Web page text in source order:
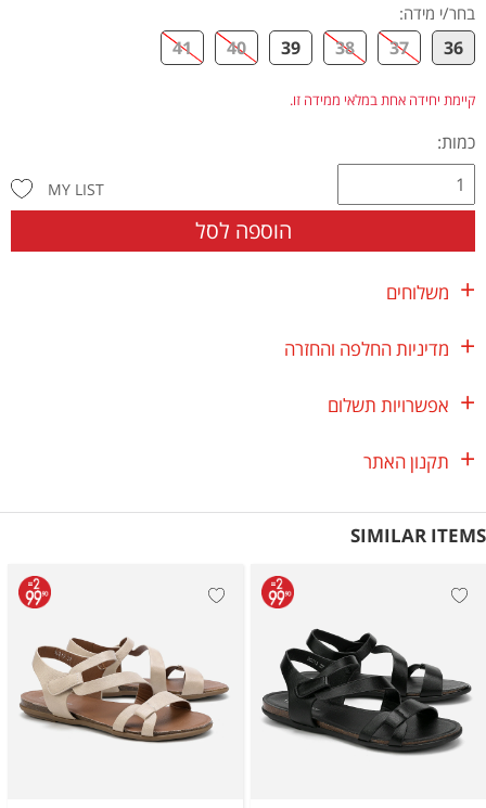
בחר/י מידה:
36
37
38
39
40
41
קיימת יחידה אחת במלאי ממידה זו.
כמות:
הוספה לסל
MY LIST
משלוחים
מדיניות החלפה והחזרה
אפשרויות תשלום
תקנון האתר
SIMILAR ITEMS